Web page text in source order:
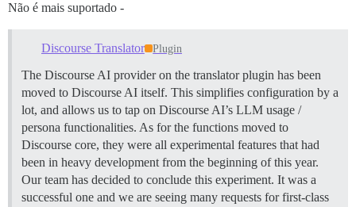
Não é mais suportado -
Discourse Translator Plugin
The Discourse AI provider on the translator plugin has been
moved to Discourse AI itself. This simplifies configuration by a
lot, and allows us to tap on Discourse AI’s LLM usage /
persona functionalities. As for the functions moved to
Discourse core, they were all experimental features that had
been in heavy development from the beginning of this year.
Our team has decided to conclude this experiment. It was a
successful one and we are seeing many requests for first-class